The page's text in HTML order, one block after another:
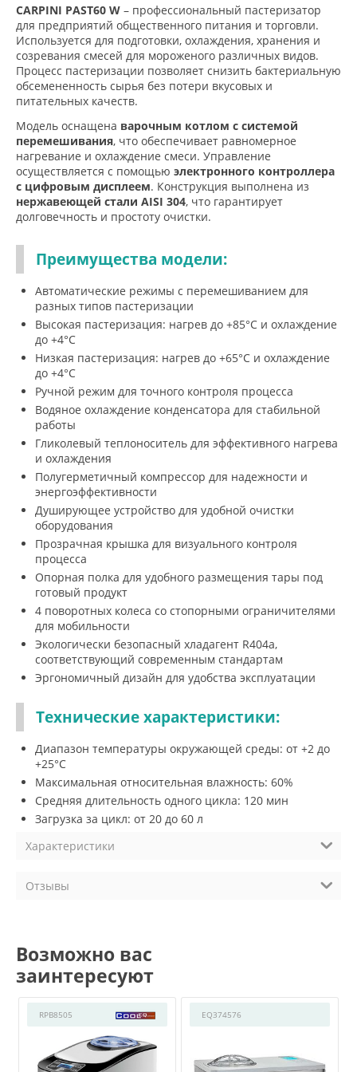
CARPINI PAST60 W – профессиональный пастеризатор
для предприятий общественного питания и торговли.
Используется для подготовки, охлаждения, хранения и
созревания смесей для мороженого различных видов.
Процесс пастеризации позволяет снизить бактериальную
обсемененность сырья без потери вкусовых и
питательных качеств.
Модель оснащена варочным котлом с системой
перемешивания, что обеспечивает равномерное
нагревание и охлаждение смеси. Управление
осуществляется с помощью электронного контроллера
с цифровым дисплеем. Конструкция выполнена из
нержавеющей стали AISI 304, что гарантирует
долговечность и простоту очистки.
Преимущества модели:
Автоматические режимы с перемешиванием для
разных типов пастеризации
Высокая пастеризация: нагрев до +85°C и охлаждение
до +4°C
Низкая пастеризация: нагрев до +65°C и охлаждение
до +4°C
Ручной режим для точного контроля процесса
Водяное охлаждение конденсатора для стабильной
работы
Гликолевый теплоноситель для эффективного нагрева
и охлаждения
Полугерметичный компрессор для надежности и
энергоэффективности
Душирующее устройство для удобной очистки
оборудования
Прозрачная крышка для визуального контроля
процесса
Опорная полка для удобного размещения тары под
готовый продукт
4 поворотных колеса со стопорными ограничителями
для мобильности
Экологически безопасный хладагент R404a,
соответствующий современным стандартам
Эргономичный дизайн для удобства эксплуатации
Технические характеристики:
Диапазон температуры окружающей среды: от +2 до
+25°С
Максимальная относительная влажность: 60%
Средняя длительность одного цикла: 120 мин
Загрузка за цикл: от 20 до 60 л
Характеристики
Отзывы
Возможно вас
заинтересуют
RPB8505 EQ374576